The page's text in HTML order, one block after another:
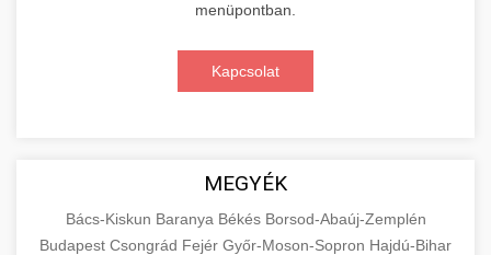
menüpontban.
Kapcsolat
MEGYÉK
Bács-Kiskun Baranya Békés Borsod-Abaúj-Zemplén
Budapest Csongrád Fejér Győr-Moson-Sopron Hajdú-Bihar